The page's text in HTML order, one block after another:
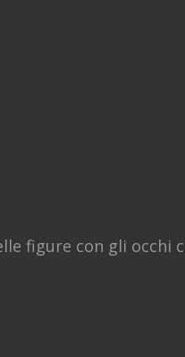
figure con gli occhi